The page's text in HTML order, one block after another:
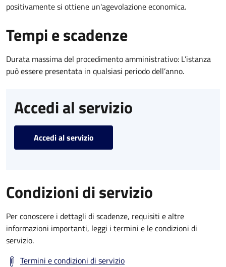
positivamente si ottiene un'agevolazione economica.
Tempi e scadenze
Durata massima del procedimento amministrativo: L’istanza
può essere presentata in qualsiasi periodo dell’anno.
Accedi al servizio
Accedi al servizio
Condizioni di servizio
Per conoscere i dettagli di scadenze, requisiti e altre
informazioni importanti, leggi i termini e le condizioni di
servizio.
Termini e condizioni di servizio